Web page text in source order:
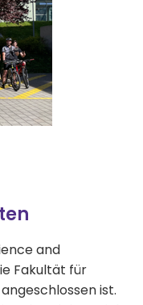
and
Fakultät für
ist.